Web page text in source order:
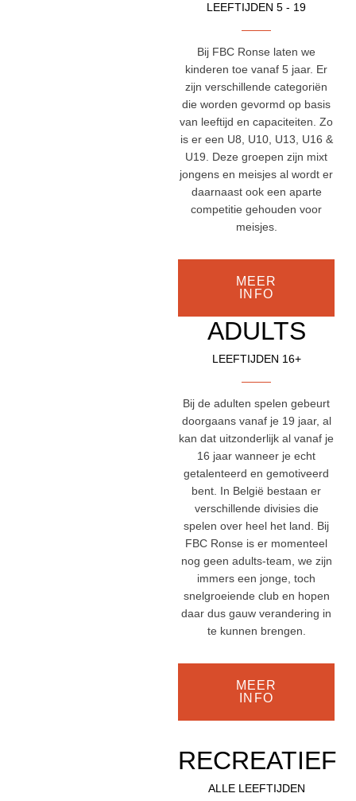
LEEFTIJDEN 5 - 19
Bij FBC Ronse laten we
kinderen toe vanaf 5 jaar. Er
zijn verschillende categoriën
die worden gevormd op basis
van leeftijd en capaciteiten. Zo
is er een U8, U10, U13, U16 &
U19. Deze groepen zijn mixt
jongens en meisjes al wordt er
daarnaast ook een aparte
competitie gehouden voor
meisjes.
MEER
INFO
ADULTS
LEEFTIJDEN 16+
Bij de adulten spelen gebeurt
doorgaans vanaf je 19 jaar, al
kan dat uitzonderlijk al vanaf je
16 jaar wanneer je echt
getalenteerd en gemotiveerd
bent. In België bestaan er
verschillende divisies die
spelen over heel het land. Bij
FBC Ronse is er momenteel
nog geen adults-team, we zijn
immers een jonge, toch
snelgroeiende club en hopen
daar dus gauw verandering in
te kunnen brengen.
MEER
INFO
RECREATIEF
ALLE LEEFTIJDEN